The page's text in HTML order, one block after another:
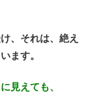
、それは、絶え
ます。
見えても、